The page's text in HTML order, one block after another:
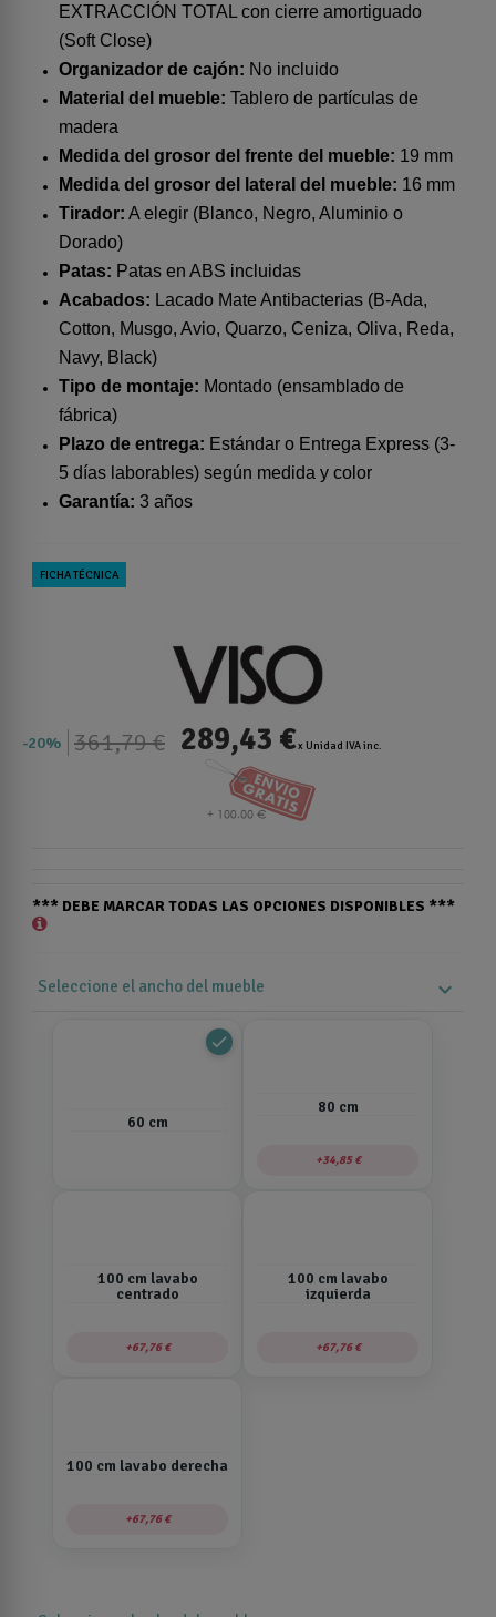
EXTRACCIÓN TOTAL con cierre amortiguado
(Soft Close)
Organizador de cajón: No incluido
Material del mueble: Tablero de partículas de
madera
Medida del grosor del frente del mueble: 19 mm
Medida del grosor del lateral del mueble: 16 mm
Tirador: A elegir (Blanco, Negro, Aluminio o
Dorado)
Patas: Patas en ABS incluidas
Acabados: Lacado Mate Antibacterias (B-Ada,
Cotton, Musgo, Avio, Quarzo, Ceniza, Oliva, Reda,
Navy, Black)
Tipo de montaje: Montado (ensamblado de
fábrica)
Plazo de entrega: Estándar o Entrega Express (3-
5 días laborables) según medida y color
Garantía: 3 años
FICHA TÉCNICA
20% 361,79 € 289,43 €x Unidad IVA inc.
*** DEBE MARCAR TODAS LAS OPCIONES DISPONIBLES ***
Seleccione el ancho del mueble expand_more
done
60 cm
80 cm
34,85 €
100 cm lavabo
centrado
67,76 €
100 cm lavabo
izquierda
67,76 €
100 cm lavabo derecha
67,76 €